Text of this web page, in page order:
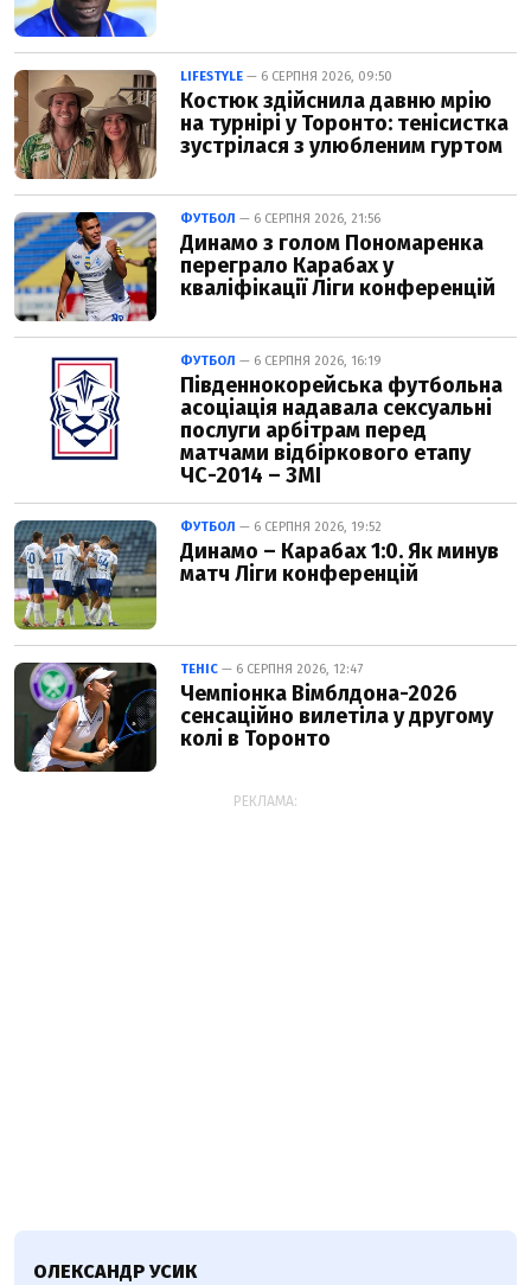
LIFESTYLE — 6 СЕРПНЯ 2026, 09:50
Костюк здійснила давню мрію
на турнірі у Торонто: тенісистка
зустрілася з улюбленим гуртом
ФУТБОЛ — 6 СЕРПНЯ 2026, 21:56
Динамо з голом Пономаренка
переграло Карабах у
кваліфікації Ліги конференцій
ФУТБОЛ — 6 СЕРПНЯ 2026, 16:19
Південнокорейська футбольна
асоціація надавала сексуальні
послуги арбітрам перед
матчами відбіркового етапу
ЧС-2014 – ЗМІ
ФУТБОЛ — 6 СЕРПНЯ 2026, 19:52
Динамо – Карабах 1:0. Як минув
матч Ліги конференцій
ТЕНІС — 6 СЕРПНЯ 2026, 12:47
Чемпіонка Вімблдона-2026
сенсаційно вилетіла у другому
колі в Торонто
РЕКЛАМА:
ОЛЕКСАНДР УСИК